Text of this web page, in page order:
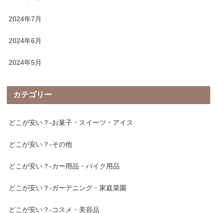
2024年7月
2024年6月
2024年5月
カテゴリー
どこが安い？-お菓子・スイーツ・アイス
どこが安い？-その他
どこが安い？-カー用品・バイク用品
どこが安い？-ガーデニング・家庭菜園
どこが安い？-コスメ・美容品